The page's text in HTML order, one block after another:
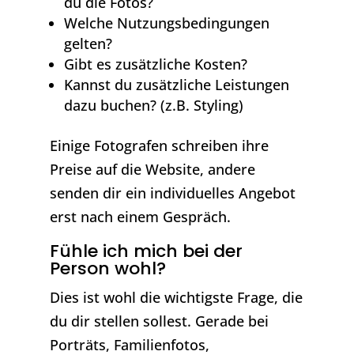
Welche Nutzungsbedingungen
gelten?
Gibt es zusätzliche Kosten?
Kannst du zusätzliche Leistungen
dazu buchen? (z.B. Styling)
Einige Fotografen schreiben ihre
Preise auf die Website, andere
senden dir ein individuelles Angebot
erst nach einem Gespräch.
Fühle ich mich bei der
Person wohl?
Dies ist wohl die wichtigste Frage, die
du dir stellen sollest. Gerade bei
Porträts, Familienfotos,